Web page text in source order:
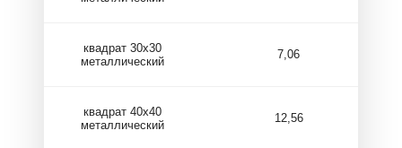
квадрат 30х30
металлический
7,06
квадрат 40х40
металлический
12,56